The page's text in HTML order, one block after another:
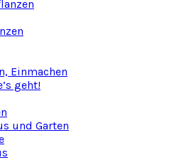
Einmachen
geht!
und Garten